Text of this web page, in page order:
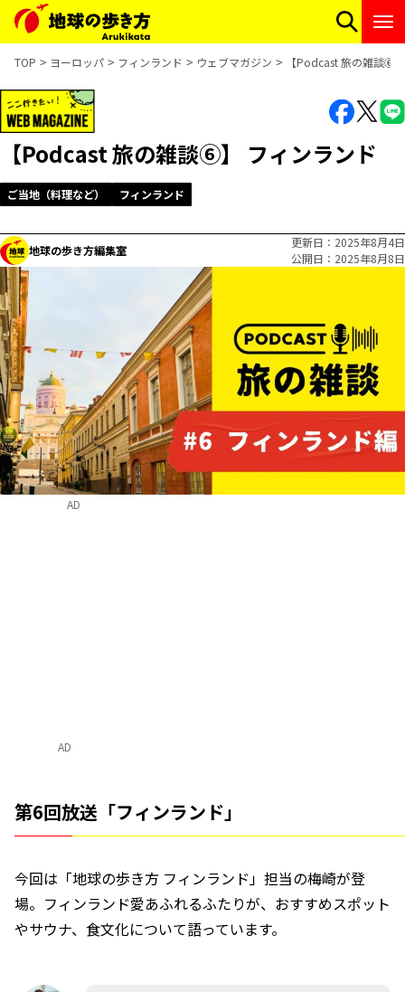
TOP ヨーロッパ フィンランド ウェブマガジン 【Podcast 旅の雑談⑥
【Podcast 旅の雑談⑥】 フィンランド
ご当地（料理など） フィンランド
地球の歩き方編集室
更新日
2025年8月4日
公開日
2025年8月8日
AD
第6回放送「フィンランド」
今回は「地球の歩き方 フィンランド」担当の梅崎が登
場。フィンランド愛あふれるふたりが、おすすめスポット
やサウナ、食文化について語っています。
AD